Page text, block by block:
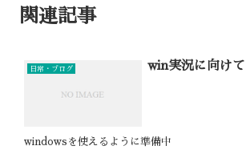
関連記事
日常・ブログ win実況に向けて
windowsを使えるように準備中